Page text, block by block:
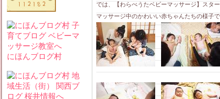
では、【わらべうたベビーマッサージ】スタ
マッサージ中のかわいい赤ちゃんたちの様子
にほんブログ村